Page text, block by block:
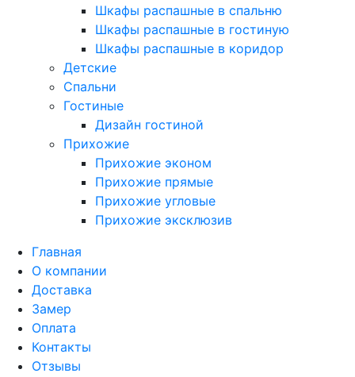
Шкафы распашные в спальню
Шкафы распашные в гостиную
Шкафы распашные в коридор
Детские
Спальни
Гостиные
Дизайн гостиной
Прихожие
Прихожие эконом
Прихожие прямые
Прихожие угловые
Прихожие эксклюзив
Главная
О компании
Доставка
Замер
Оплата
Контакты
Отзывы